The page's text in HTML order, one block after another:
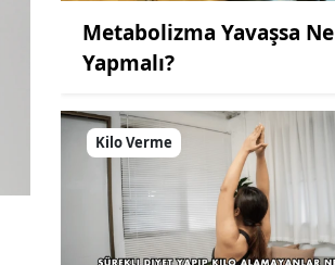
Metabolizma Yavaşsa Ne
Yapmalı?
Kilo Verme